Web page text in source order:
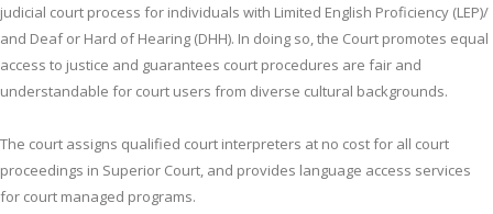
judicial court process for individuals with Limited English Proficiency (LEP)/
and Deaf or Hard of Hearing (DHH). In doing so, the Court promotes equal
access to justice and guarantees court procedures are fair and
understandable for court users from diverse cultural backgrounds.
The court assigns qualified court interpreters at no cost for all court
proceedings in Superior Court, and provides language access services
for court managed programs.